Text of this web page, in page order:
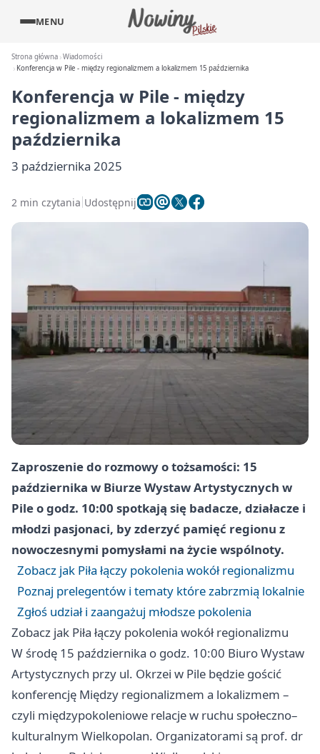
MENU
Strona główna Wiadomości
Konferencja w Pile - między regionalizmem a lokalizmem 15 października
Konferencja w Pile - między
regionalizmem a lokalizmem 15
października
3 października 2025
2 min czytania Udostępnij
Zaproszenie do rozmowy o tożsamości: 15
października w Biurze Wystaw Artystycznych w
Pile o godz. 10:00 spotkają się badacze, działacze i
młodzi pasjonaci, by zderzyć pamięć regionu z
nowoczesnymi pomysłami na życie wspólnoty.
Zobacz jak Piła łączy pokolenia wokół regionalizmu
Poznaj prelegentów i tematy które zabrzmią lokalnie
Zgłoś udział i zaangażuj młodsze pokolenia
Zobacz jak Piła łączy pokolenia wokół regionalizmu
W środę 15 października o godz. 10:00 Biuro Wystaw
Artystycznych przy ul. Okrzei w Pile będzie gościć
konferencję Między regionalizmem a lokalizmem –
czyli międzypokoleniowe relacje w ruchu społeczno–
kulturalnym Wielkopolan. Organizatorami są prof. dr